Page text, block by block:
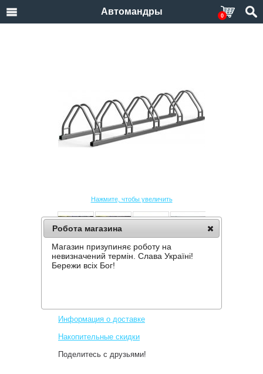
Автомандры 0
Нажмите, чтобы увеличить
ВЕЛОПАРКОВКА KROSSTECH ECHO-5
Информация о доставке
Накопительные скидки
Поделитесь с друзьями!
Робота магазина
Магазин призупиняє роботу на
невизначений термін. Слава Україні!
Бережи всіх Бог!